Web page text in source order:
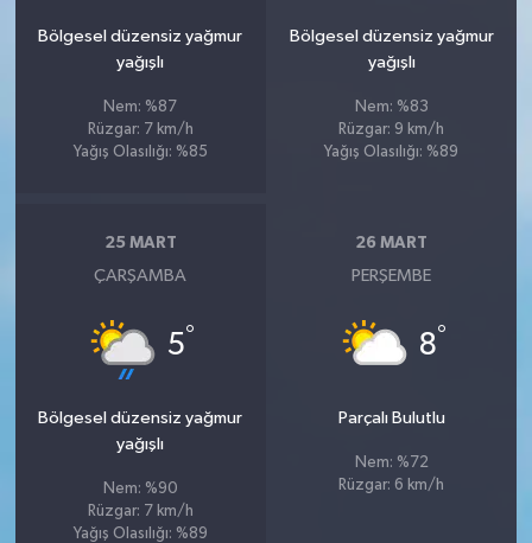
Bölgesel düzensiz yağmur
yağışlı
Nem: %87
Rüzgar: 7 km/h
Yağış Olasılığı: %85
Bölgesel düzensiz yağmur
yağışlı
Nem: %83
Rüzgar: 9 km/h
Yağış Olasılığı: %89
25 MART
ÇARŞAMBA
5°
Bölgesel düzensiz yağmur
yağışlı
Nem: %90
Rüzgar: 7 km/h
Yağış Olasılığı: %89
26 MART
PERŞEMBE
8°
Parçalı Bulutlu
Nem: %72
Rüzgar: 6 km/h